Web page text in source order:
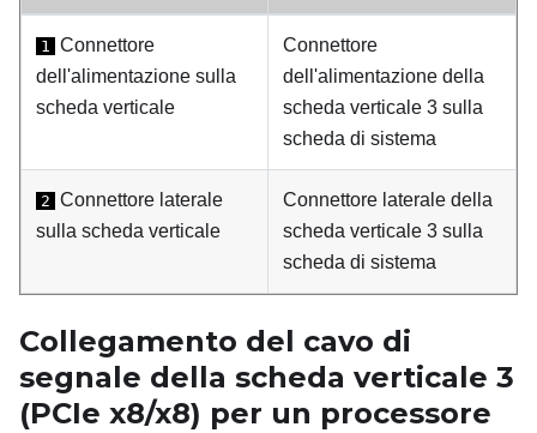
1 Connettore
dell'alimentazione sulla
scheda verticale
Connettore
dell'alimentazione della
scheda verticale 3 sulla
scheda di sistema
2 Connettore laterale
sulla scheda verticale
Connettore laterale della
scheda verticale 3 sulla
scheda di sistema
Collegamento del cavo di
segnale della scheda verticale 3
(PCIe x8/x8) per un processore